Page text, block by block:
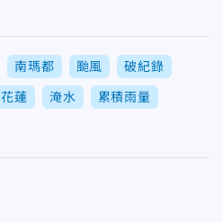
南瑪都 颱風 破紀錄
花蓮 淹水 累積雨量